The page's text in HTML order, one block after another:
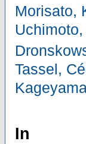
Morisato,
Tassel,
In